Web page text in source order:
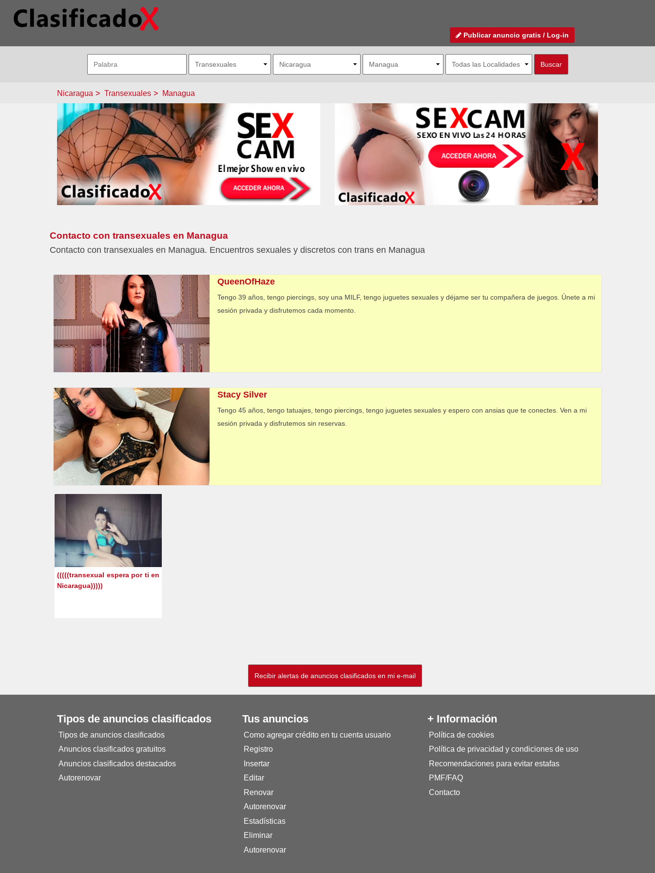
Publicar anuncio gratis / Log-in
Nicaragua Transexuales Managua
Contacto con transexuales en Managua
Contacto con transexuales en Managua. Encuentros sexuales y discretos con trans en Managua
QueenOfHaze
Tengo 39 años, tengo piercings, soy una MILF, tengo juguetes sexuales y déjame ser tu compañera de juegos. Únete a mi
sesión privada y disfrutemos cada momento.
Stacy Silver
Tengo 45 años, tengo tatuajes, tengo piercings, tengo juguetes sexuales y espero con ansias que te conectes. Ven a mi
sesión privada y disfrutemos sin reservas.
(((((transexual espera por ti en
Nicaragua)))))
Tipos de anuncios clasificados
Tipos de anuncios clasificados
Anuncios clasificados gratuitos
Anuncios clasificados destacados
Autorenovar
Tus anuncios
Como agregar crédito en tu cuenta usuario
Registro
Insertar
Editar
Renovar
Autorenovar
Estadísticas
Eliminar
Autorenovar
+ Información
Política de cookies
Política de privacidad y condiciones de uso
Recomendaciones para evitar estafas
PMF/FAQ
Contacto